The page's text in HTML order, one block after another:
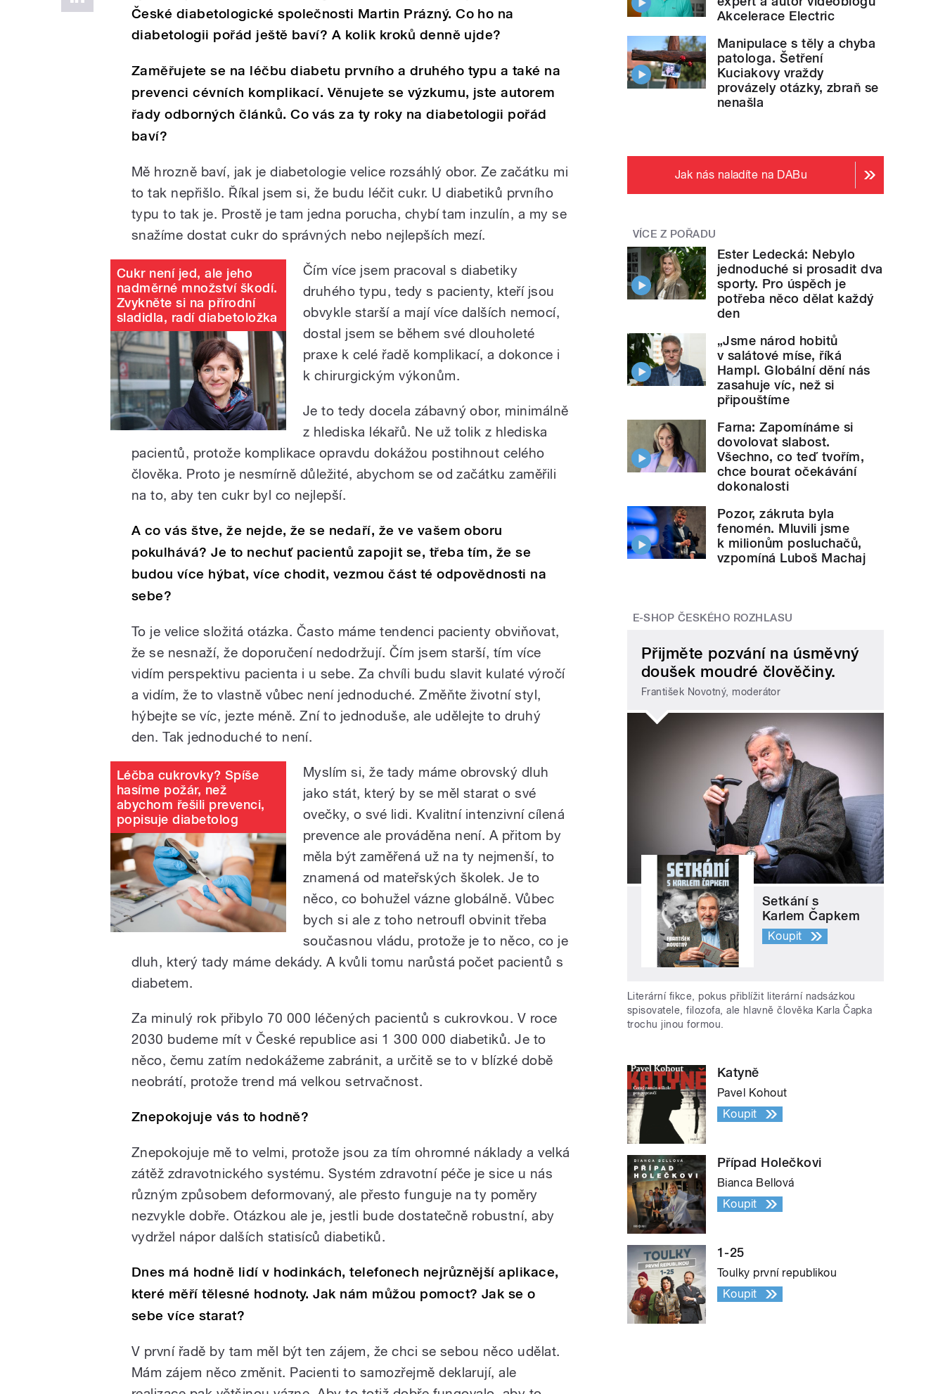
České diabetologické společnosti Martin Prázný. Co ho na
diabetologii pořád ještě baví? A kolik kroků denně ujde?
Zaměřujete se na léčbu diabetu prvního a druhého typu a také na
prevenci cévních komplikací. Věnujete se výzkumu, jste autorem
řady odborných článků. Co vás za ty roky na diabetologii pořád
baví?
Mě hrozně baví, jak je diabetologie velice rozsáhlý obor. Ze začátku mi
to tak nepřišlo. Říkal jsem si, že budu léčit cukr. U diabetiků prvního
typu to tak je. Prostě je tam jedna porucha, chybí tam inzulín, a my se
snažíme dostat cukr do správných nebo nejlepších mezí.
Cukr není jed, ale jeho
nadměrné množství škodí.
Zvykněte si na přírodní
sladidla, radí diabetoložka
Čím více jsem pracoval s diabetiky
druhého typu, tedy s pacienty, kteří jsou
obvykle starší a mají více dalších nemocí,
dostal jsem se během své dlouholeté
praxe k celé řadě komplikací, a dokonce i
k chirurgickým výkonům.
Je to tedy docela zábavný obor, minimálně
z hlediska lékařů. Ne už tolik z hlediska
pacientů, protože komplikace opravdu dokážou postihnout celého
člověka. Proto je nesmírně důležité, abychom se od začátku zaměřili
na to, aby ten cukr byl co nejlepší.
A co vás štve, že nejde, že se nedaří, že ve vašem oboru
pokulhává? Je to nechuť pacientů zapojit se, třeba tím, že se
budou více hýbat, více chodit, vezmou část té odpovědnosti na
sebe?
To je velice složitá otázka. Často máme tendenci pacienty obviňovat,
že se nesnaží, že doporučení nedodržují. Čím jsem starší, tím více
vidím perspektivu pacienta i u sebe. Za chvíli budu slavit kulaté výročí
a vidím, že to vlastně vůbec není jednoduché. Změňte životní styl,
hýbejte se víc, jezte méně. Zní to jednoduše, ale udělejte to druhý
den. Tak jednoduché to není.
Léčba cukrovky? Spíše
hasíme požár, než
abychom řešili prevenci,
popisuje diabetolog
Myslím si, že tady máme obrovský dluh
jako stát, který by se měl starat o své
ovečky, o své lidi. Kvalitní intenzivní cílená
prevence ale prováděna není. A přitom by
měla být zaměřená už na ty nejmenší, to
znamená od mateřských školek. Je to
něco, co bohužel vázne globálně. Vůbec
bych si ale z toho netroufl obvinit třeba
současnou vládu, protože je to něco, co je
dluh, který tady máme dekády. A kvůli tomu narůstá počet pacientů s
diabetem.
Za minulý rok přibylo 70 000 léčených pacientů s cukrovkou. V roce
2030 budeme mít v České republice asi 1 300 000 diabetiků. Je to
něco, čemu zatím nedokážeme zabránit, a určitě se to v blízké době
neobrátí, protože trend má velkou setrvačnost.
Znepokojuje vás to hodně?
Znepokojuje mě to velmi, protože jsou za tím ohromné náklady a velká
zátěž zdravotnického systému. Systém zdravotní péče je sice u nás
různým způsobem deformovaný, ale přesto funguje na ty poměry
nezvykle dobře. Otázkou ale je, jestli bude dostatečně robustní, aby
vydržel nápor dalších statisíců diabetiků.
Dnes má hodně lidí v hodinkách, telefonech nejrůznější aplikace,
které měří tělesné hodnoty. Jak nám můžou pomoct? Jak se o
sebe více starat?
V první řadě by tam měl být ten zájem, že chci se sebou něco udělat.
Mám zájem něco změnit. Pacienti to samozřejmě deklarují, ale
Akcelerace Electric
Manipulace s těly a chyba
patologa. Šetření
Kuciakovy vraždy
provázely otázky, zbraň se
nenašla
Jak nás naladíte na DABu
VÍCE Z POŘADU
Ester Ledecká: Nebylo
jednoduché si prosadit dva
sporty. Pro úspěch je
potřeba něco dělat každý
den
„Jsme národ hobitů
v salátové míse, říká
Hampl. Globální dění nás
zasahuje víc, než si
připouštíme
Farna: Zapomínáme si
dovolovat slabost.
Všechno, co teď tvořím,
chce bourat očekávání
dokonalosti
Pozor, zákruta byla
fenomén. Mluvili jsme
k milionům posluchačů,
vzpomíná Luboš Machaj
E-SHOP ČESKÉHO ROZHLASU
Přijměte pozvání na úsměvný
doušek moudré člověčiny.
František Novotný, moderátor
Setkání s
Karlem Čapkem
Koupit
Literární fikce, pokus přiblížit literární nadsázkou
spisovatele, filozofa, ale hlavně člověka Karla Čapka
trochu jinou formou.
Katyně
Pavel Kohout
Koupit
Případ Holečkovi
Bianca Bellová
Koupit
1-25
Toulky první republikou
Koupit